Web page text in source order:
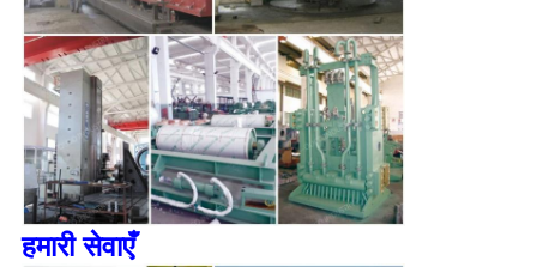
हमारी सेवाएँ